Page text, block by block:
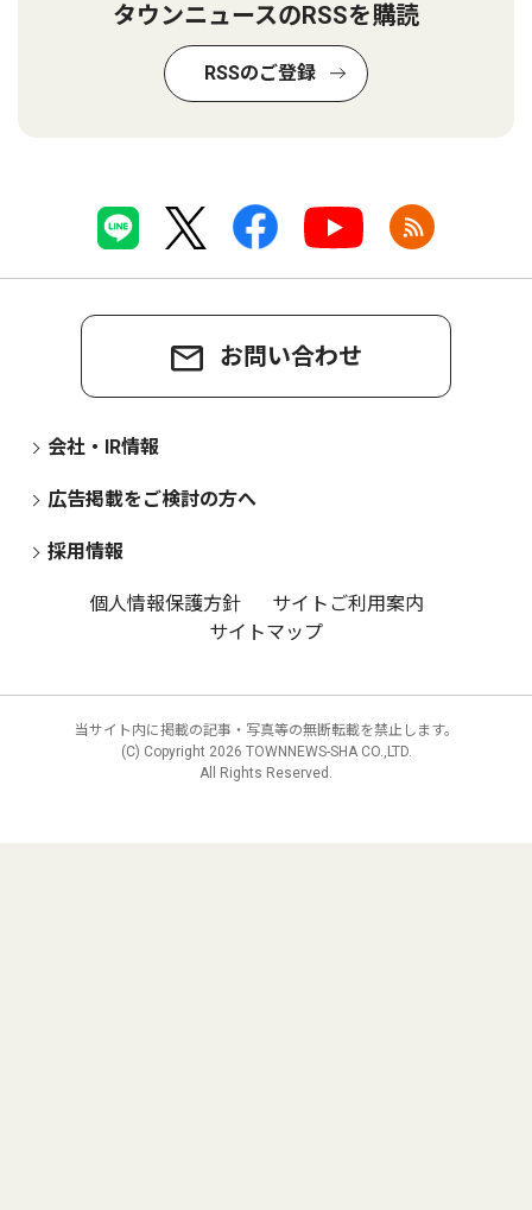
タウンニュースのRSSを購読
RSSのご登録
お問い合わせ
会社・IR情報
広告掲載をご検討の方へ
採用情報
個人情報保護方針
サイトご利用案内
サイトマップ
当サイト内に掲載の記事・写真等の無断転載を禁止します。
(C) Copyright 2026 TOWNNEWS-SHA CO.,LTD.
All Rights Reserved.